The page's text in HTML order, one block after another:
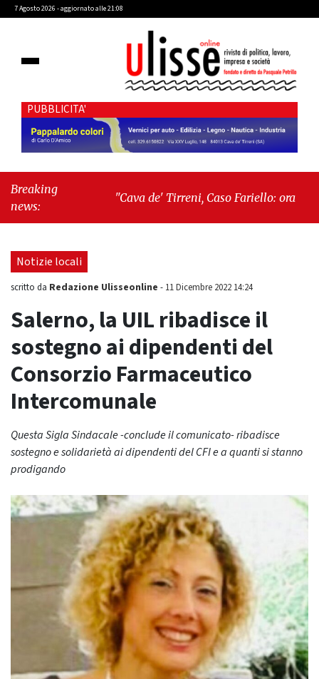
7 Agosto 2026 - aggiornato alle 21:08
PUBBLICITA'
Breaking
news:
"Cava de' Tirreni, Caso Fariello: ora torniamo
Notizie locali
scritto da Redazione Ulisseonline - 11 Dicembre 2022 14:24
Salerno, la UIL ribadisce il
sostegno ai dipendenti del
Consorzio Farmaceutico
Intercomunale
Questa Sigla Sindacale -conclude il comunicato- ribadisce
sostegno e solidarietà ai dipendenti del CFI e a quanti si stanno
prodigando